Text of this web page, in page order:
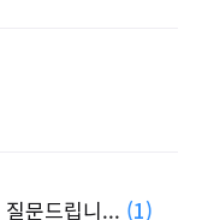
문드립니... (1)